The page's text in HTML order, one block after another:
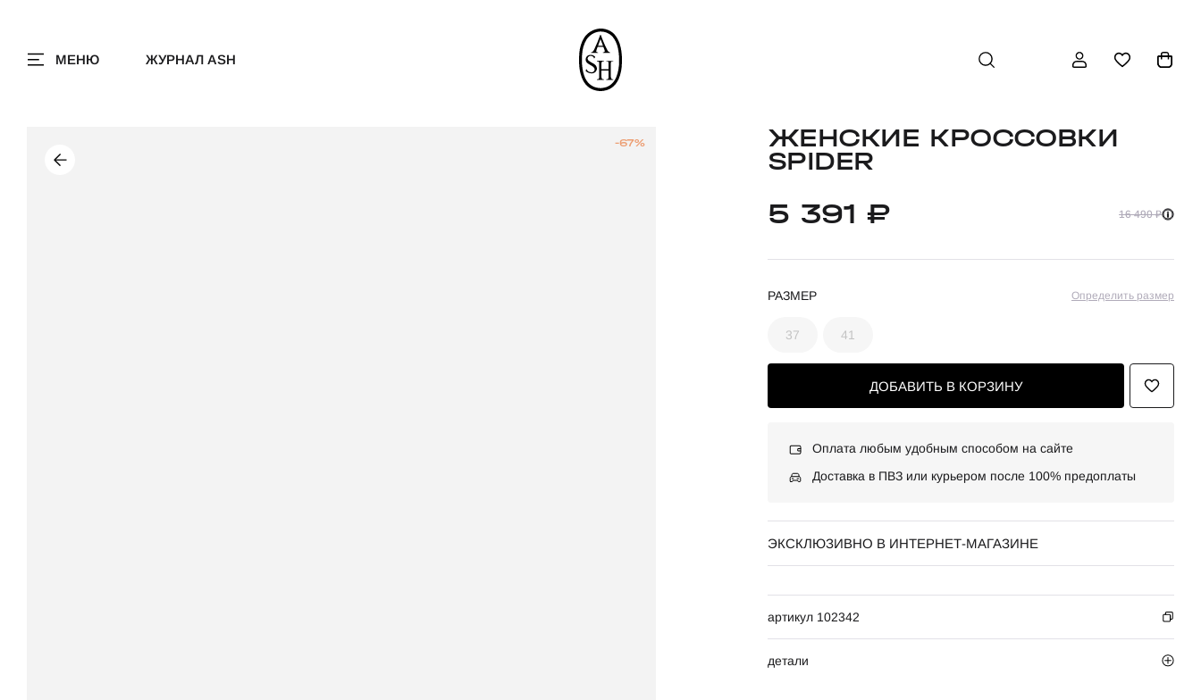
МЕНЮ ЖУРНАЛ ASH
-67% ЖЕНСКИЕ КРОССОВКИ
SPIDER
5 391 ₽ 16 490 ₽
РАЗМЕР Определить размер
37 41
ДОБАВИТЬ В КОРЗИНУ
Оплата любым удобным способом на сайте
Доставка в ПВЗ или курьером после 100% предоплаты
ЭКСКЛЮЗИВНО В ИНТЕРНЕТ-МАГАЗИНЕ
артикул 102342
детали